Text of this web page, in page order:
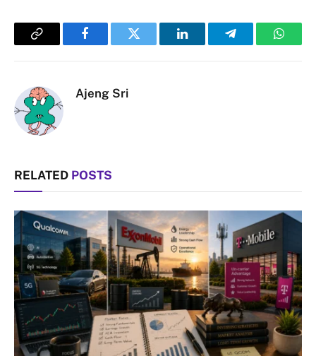
Copy
FacebookTwitter LinkedInTelegram
Ajeng Sri
RELATED POSTS